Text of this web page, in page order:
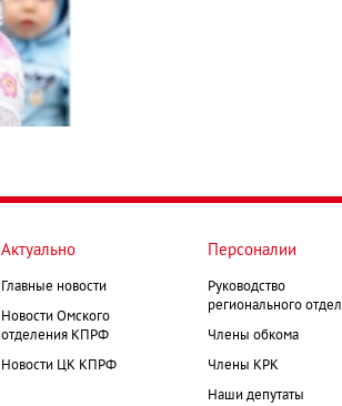
Актуально
Главные новости
Новости Омского
отделения КПРФ
Новости ЦК КПРФ
Персоналии
Руководство
регионального
Члены обкома
Члены КРК
Наши депутаты